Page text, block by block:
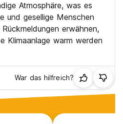
Atmosphäre, was es
und gesellige Menschen
erwähnen,
Klimaanlage warm werden
War das hilfreich?